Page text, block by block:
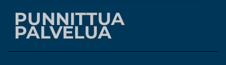
PUNNITTUA
PALVELUA